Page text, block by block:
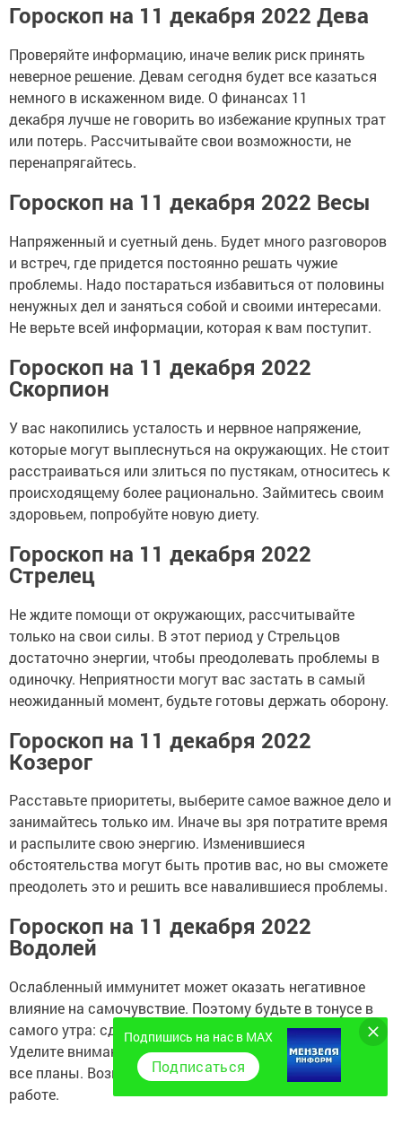
Гороскоп на 11 декабря 2022 Дева
Проверяйте информацию, иначе велик риск принять
неверное решение. Девам сегодня будет все казаться
немного в искаженном виде. О финансах 11
декабря лучше не говорить во избежание крупных трат
или потерь. Рассчитывайте свои возможности, не
перенапрягайтесь.
Гороскоп на 11 декабря 2022 Весы
Напряженный и суетный день. Будет много разговоров
и встреч, где придется постоянно решать чужие
проблемы. Надо постараться избавиться от половины
ненужных дел и заняться собой и своими интересами.
Не верьте всей информации, которая к вам поступит.
Гороскоп на 11 декабря 2022
Скорпион
У вас накопились усталость и нервное напряжение,
которые могут выплеснуться на окружающих. Не стоит
расстраиваться или злиться по пустякам, относитесь к
происходящему более рационально. Займитесь своим
здоровьем, попробуйте новую диету.
Гороскоп на 11 декабря 2022
Стрелец
Не ждите помощи от окружающих, рассчитывайте
только на свои силы. В этот период у Стрельцов
достаточно энергии, чтобы преодолевать проблемы в
одиночку. Неприятности могут вас застать в самый
неожиданный момент, будьте готовы держать оборону.
Гороскоп на 11 декабря 2022
Козерог
Расставьте приоритеты, выберите самое важное дело и
занимайтесь только им. Иначе вы зря потратите время
и распылите свою энергию. Изменившиеся
обстоятельства могут быть против вас, но вы сможете
преодолеть это и решить все навалившиеся проблемы.
Гороскоп на 11 декабря 2022
Водолей
Ослабленный иммунитет может оказать негативное
влияние на самочувствие. Поэтому будьте в тонусе в
самого утра: сделайте зарядку, сходите в бассейн.
Уделите внимание здоровью, иначе придется менять
все планы. Возможно, вам предложат повышение на
работе.
Подпишись на нас в MAX
Подписаться